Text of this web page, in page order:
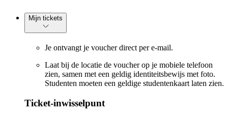
Mijn tickets
Je ontvangt je voucher direct per e-mail.
Laat bij de locatie de voucher op je mobiele telefoon
zien, samen met een geldig identiteitsbewijs met foto.
Studenten moeten een geldige studentenkaart laten zien.
Ticket-inwisselpunt